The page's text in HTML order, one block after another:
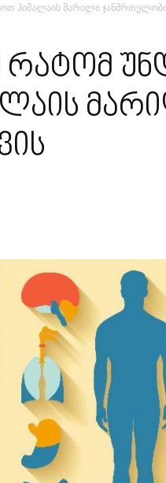
ჰიმალაის მარილი
რატომ